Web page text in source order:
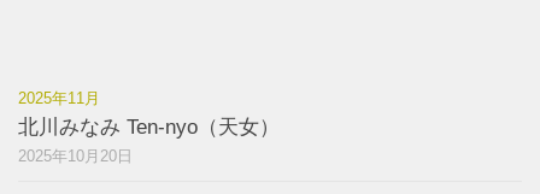
2025年11月
北川みなみ Ten-nyo（天女）
2025年10月20日